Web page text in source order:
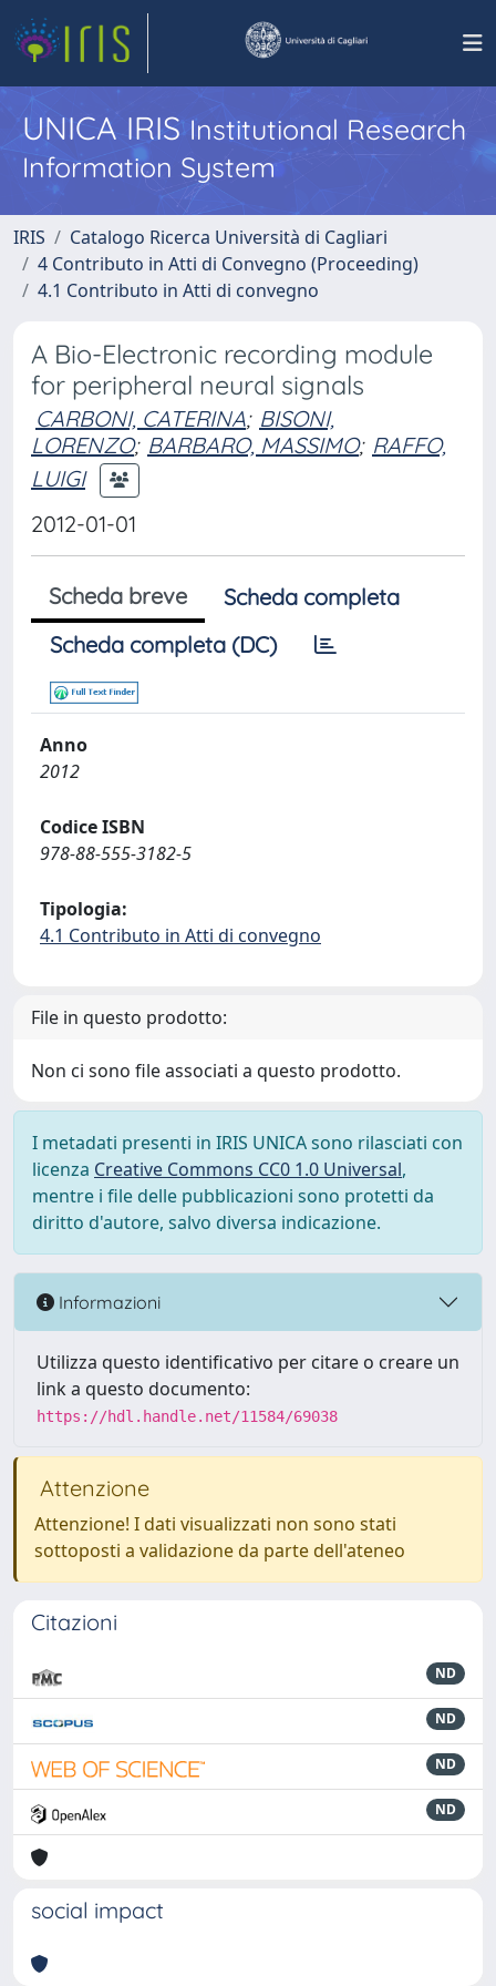
UNICA IRISInstitutional Research
Information System
IRIS
Catalogo Ricerca Università di Cagliari
4 Contributo in Atti di Convegno (Proceeding)
4.1 Contributo in Atti di convegno
A Bio-Electronic recording module
for peripheral neural signals
CARBONI, CATERINA; BISONI,
LORENZO; BARBARO, MASSIMO; RAFFO,
LUIGI
2012-01-01
Scheda breve
Scheda completa
Scheda completa (DC)
Anno
2012
Codice ISBN
978-88-555-3182-5
Tipologia:
4.1 Contributo in Atti di convegno
File in questo prodotto:
Non ci sono file associati a questo prodotto.
I metadati presenti in IRIS UNICA sono rilasciati con
licenza Creative Commons CC0 1.0 Universal,
mentre i file delle pubblicazioni sono protetti da
diritto d'autore, salvo diversa indicazione.
Informazioni
Utilizza questo identificativo per citare o creare un
link a questo documento:
https://hdl.handle.net/11584/69038
Attenzione
Attenzione! I dati visualizzati non sono stati
sottoposti a validazione da parte dell'ateneo
Citazioni
ND
ND
ND
ND
social impact